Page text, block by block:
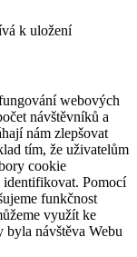
k uložení
webových
návštěvníků a
nám zlepšovat
tím, že uživatelům
cookie
identifikovat. Pomocí
funkčnost
využít ke
byla návštěva Webu